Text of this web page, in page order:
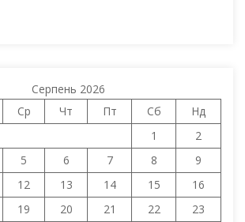
Серпень 2026
Ср Чт Пт Сб
Нд
1
2
5 6 7 8
9
12 13 14 15
16
19 20 21 22
23